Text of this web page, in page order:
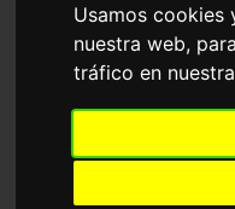
Usamos cookies
nuestra web,
tráfico en
Terapia